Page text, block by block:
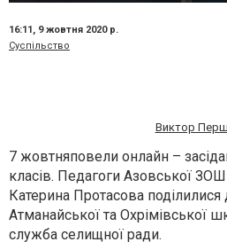
16:11, 9 жовтня 2020 р.
Суспільство
Виктор
7 жовтняповели онлайн –
класів. Педагоги Азовської ЗОШ
Катерина Протасова
Атманайської та Охрімівської
служба селищної ради.